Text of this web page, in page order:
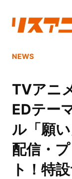
NEWS
TVアニ
EDテー
ル「願
配信・
ト！特